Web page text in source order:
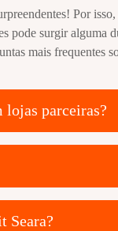
Por
pode surgir
mais frequentes
lojas parceiras?
Seara?